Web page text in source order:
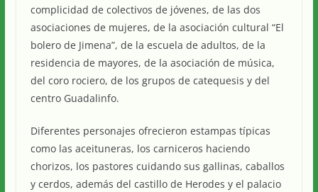
complicidad de colectivos de jóvenes, de las dos
asociaciones de mujeres, de la asociación cultural “El
bolero de Jimena”, de la escuela de adultos, de la
residencia de mayores, de la asociación de música,
del coro rociero, de los grupos de catequesis y del
centro Guadalinfo.
Diferentes personajes ofrecieron estampas típicas
como las aceituneras, los carniceros haciendo
chorizos, los pastores cuidando sus gallinas, caballos
y cerdos, además del castillo de Herodes y el palacio